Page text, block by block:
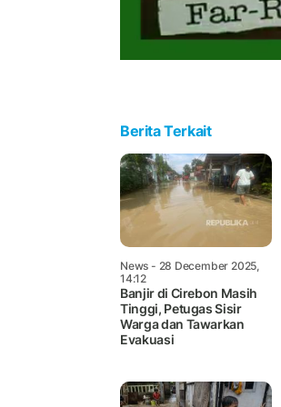
Berita Terkait
News - 28 December 2025,
14:12
Banjir di Cirebon Masih
Tinggi, Petugas Sisir
Warga dan Tawarkan
Evakuasi